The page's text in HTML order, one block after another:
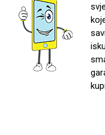
Unicorn kolekcija
Univerzalne futrole i
maskice